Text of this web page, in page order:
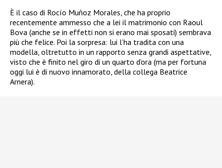
È il caso di Rocío Muñoz Morales, che ha proprio
recentemente ammesso che a lei il matrimonio con Raoul
Bova (anche se in effetti non si erano mai sposati) sembrava
più che felice. Poi la sorpresa: lui l’ha tradita con una
modella, oltretutto in un rapporto senza grandi aspettative,
visto che è finito nel giro di un quarto d’ora (ma per fortuna
oggi lui è di nuovo innamorato, della collega Beatrice
Arnera).